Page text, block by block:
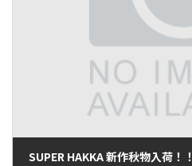
SUPER HAKKA 新作秋物入荷！！